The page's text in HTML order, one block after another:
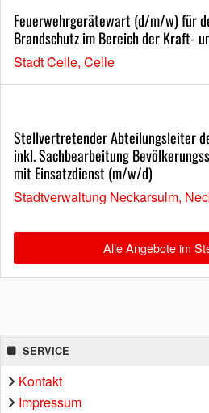
Feuerwehrgerätewart (d/m/w) für
Brandschutz im Bereich der Kraft-
Stadt Celle, Celle
Stellvertretender Abteilungsleiter
inkl. Sachbearbeitung
mit Einsatzdienst (m/w/d)
Stadtverwaltung Neckarsulm,
Alle Angebote im
SERVICE
Kontakt
Impressum